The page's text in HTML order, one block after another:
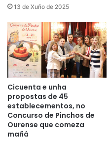
13 de Xuño de 2025
Cicuenta e unha
propostas de 45
establecementos, no
Concurso de Pinchos de
Ourense que comeza
mañá